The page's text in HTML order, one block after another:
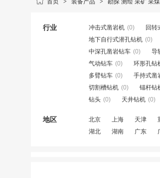
首页 > 装备产品 > 勘探 测绘 采矿 采煤
行业 冲击式凿岩机 (0) 回转
地下自行式潜孔钻机 (0)
中深孔凿岩钻车 (0) 导
气动钻车 (0) 环形孔钻
多臂钻车 (0) 手持式凿
切割槽钻机 (0) 锚杆钻
钻头 (0) 天井钻机 (0)
地区 北京 上海 天津
湖北
湖南 广东